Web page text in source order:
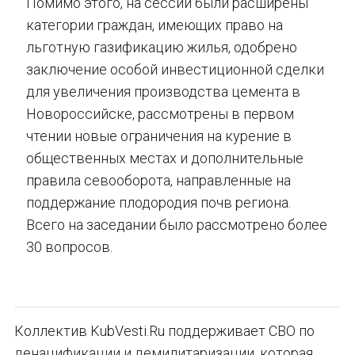
категории граждан, имеющих право на
льготную газификацию жилья, одобрено
заключение особой инвестиционной сделки
для увеличения производства цемента в
Новороссийске, рассмотрены в первом
чтении новые ограничения на курение в
общественных местах и дополнительные
правила севооборота, направленные на
поддержание плодородия почв региона.
Всего на заседании было рассмотрено более
30 вопросов.
Коллектив KubVesti.Ru поддерживает СВО по